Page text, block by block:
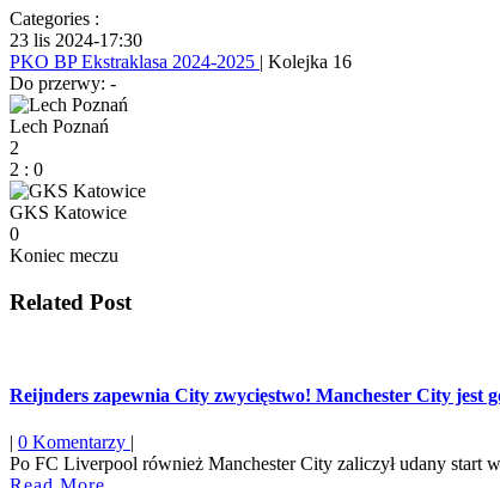
Categories :
23 lis 2024-17:30
PKO BP Ekstraklasa 2024-2025 | Kolejka 16
Do przerwy: -
Lech Poznań
2
2 : 0
GKS Katowice
0
Koniec meczu
Related Post
Reijnders zapewnia City zwycięstwo! Manchester City jest
| 0 Komentarzy |
Po FC Liverpool również Manchester City zaliczył udany start